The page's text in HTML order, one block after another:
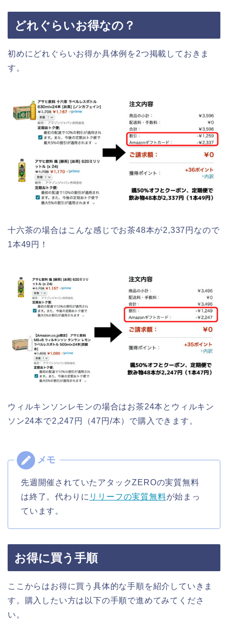
どれぐらいお得なの？
初めにどれぐらいお得か具体例を2つ掲載しておきま
す。
十六茶の場合はこんな感じでお茶48本が2,337円なので
1本49円！
ウィルキンソンレモンの場合はお茶24本とウィルキン
ソン24本で2,247円（47円/本）で購入できます。
先週開催されていたアタックZEROの実質無料
は終了。代わりに リリーフの実質無料が始まっ
ています。
お得に買う手順
ここからはお得に買う具体的な手順を紹介していきま
す。購入したい方は以下の手順で進めてみてくださ
い。